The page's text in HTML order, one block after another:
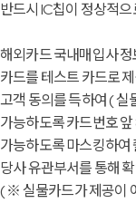
반드시 IC칩이 정상적
해외카드 국내매입사
카드를 테스트 카드로
고객 동의를 득하여 ( 실
가능하도록 카드번호
가능하도록 마스킹하여
당사 유관부서를 통해
( ※ 실물카드가 제공이